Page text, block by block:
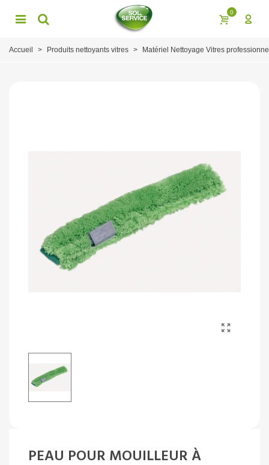
0
Accueil > Produits nettoyants vitres > Matériel Nettoyage Vitres
PEAU POUR MOUILLEUR À